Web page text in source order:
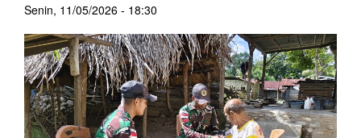
Senin, 11/05/2026 - 18:30